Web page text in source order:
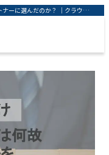
【社労士向け】業界の異端児がなぜジンジャーをパートナーに選んだのか？ ｜クラウド型人事労務システム「ジンジャー」 ｜ jinjer株式会社